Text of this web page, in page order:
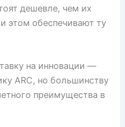
дешевле, чем их
этом обеспечивают ту
на инновации —
ARC, но большинству
преимущества в